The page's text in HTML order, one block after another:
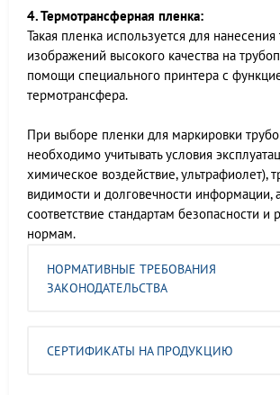
4. Термотрансферная пленка:
Такая пленка используется для нанесения
изображений высокого качества на
помощи специального принтера с
термотрансфера.
При выборе пленки для маркировки
необходимо учитывать условия
химическое воздействие, ультрафиолет),
видимости и долговечности информации,
соответствие стандартам безопасности
нормам.
НОРМАТИВНЫЕ ТРЕБОВАНИЯ
ЗАКОНОДАТЕЛЬСТВА
СЕРТИФИКАТЫ НА ПРОДУКЦИЮ